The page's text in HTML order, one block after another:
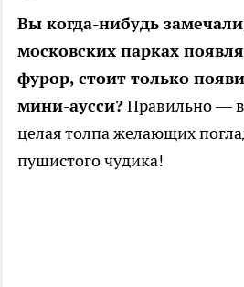
Вы когда-нибудь
московских парках
фурор, стоит только
мини-аусси?Правильно —
целая толпа желающих
пушистого чудика!